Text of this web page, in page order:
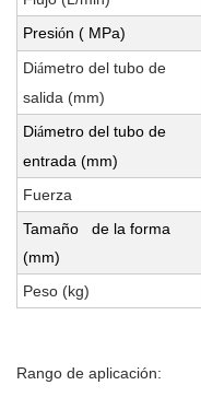
Presión ( MPa)
Diámetro del tubo de
salida (mm)
Diámetro del tubo de
entrada (mm)
Fuerza
Tamaño de la forma
(mm)
Peso (kg)
Rango de aplicación: